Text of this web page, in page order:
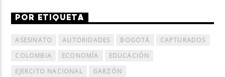
POR ETIQUETA
ASESINATO AUTORIDADES BOGOTÁ
CAPTURADOS
COLOMBIA
ECONOMÍA
EDUCACIÓN
EJERCITO NACIONAL
GARZÓN